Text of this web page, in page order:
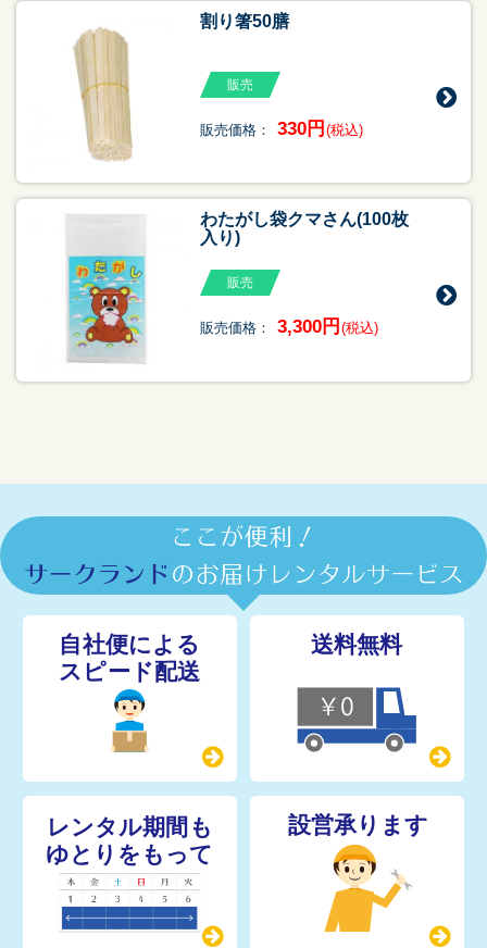
割り箸50膳
販売
販売価格： 330円(税込)
わたがし袋クマさん(100枚
入り)
販売
販売価格： 3,300円(税込)